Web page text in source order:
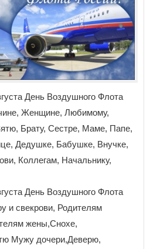
День Воздушного Флота
Женщине, Любимому,
Брату, Сестре, Маме, Папе,
Дедушке, Бабушке, Внучке,
Коллегам, Начальнику,
День Воздушного Флота
и свекрови, Родителям
жены,Снохе,
Мужу дочери,Деверю,